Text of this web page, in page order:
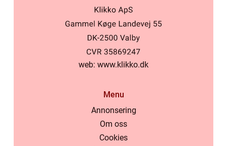
web: www.klikko.dk
Menu
Annonsering
Om oss
Cookies